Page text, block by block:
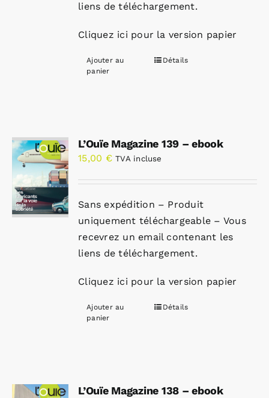
liens de téléchargement.
Cliquez ici pour la version papier
Ajouter au
panier
Détails
L’Ouïe Magazine 139 – ebook
15,00 € TVA incluse
Sans expédition – Produit
uniquement téléchargeable – Vous
recevrez un email contenant les
liens de téléchargement.
Cliquez ici pour la version papier
Ajouter au
panier
Détails
L’Ouïe Magazine 138 – ebook